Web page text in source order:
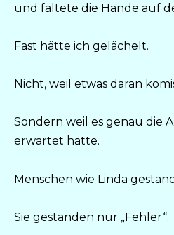
und faltete die Hände auf
Fast hätte ich gelächelt.
Nicht, weil etwas daran
Sondern weil es genau die
erwartet hatte.
Menschen wie Linda
Sie gestanden nur „Fehler“.